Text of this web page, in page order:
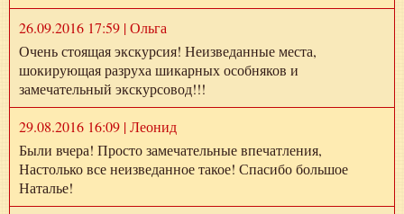
26.09.2016 17:59 | Ольга
Очень стоящая экскурсия! Неизведанные места,
шокирующая разруха шикарных особняков и
замечательный экскурсовод!!!
29.08.2016 16:09 | Леонид
Были вчера! Просто замечательные впечатления,
Настолько все неизведанное такое! Спасибо большое
Наталье!